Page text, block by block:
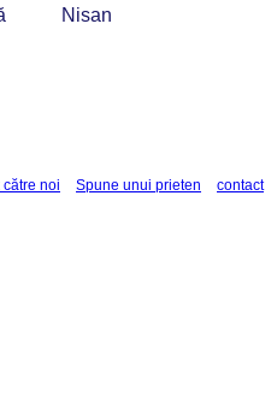
Nisan
către noi Spune unui prieten contact